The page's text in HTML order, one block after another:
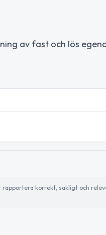
av fast och lös
korrekt, sakligt och